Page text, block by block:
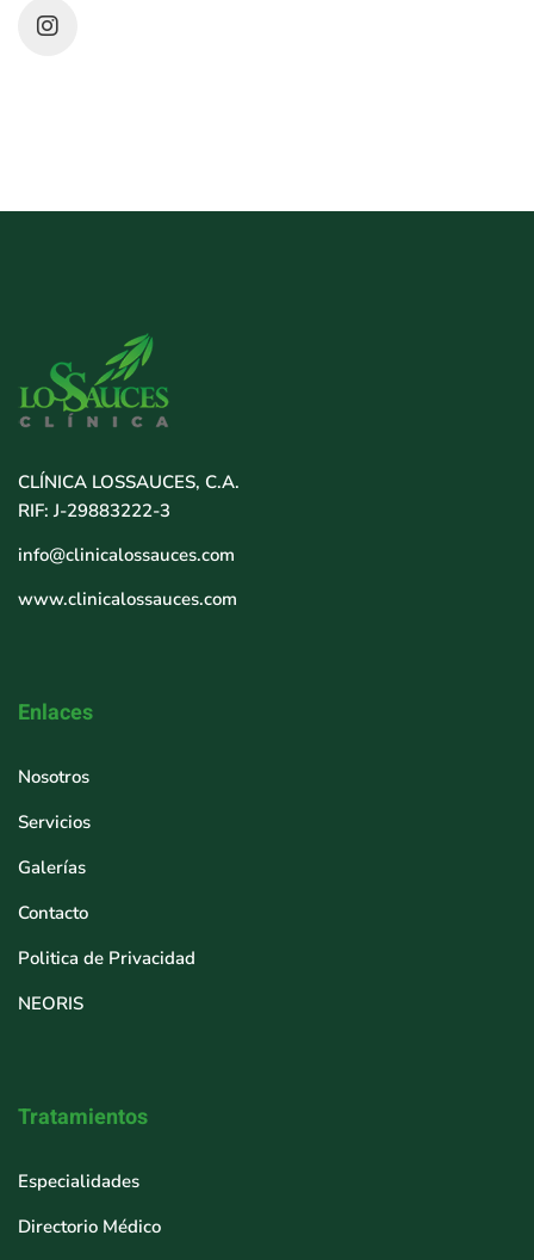
CLÍNICA LOSSAUCES, C.A.
RIF: J-29883222-3
info@clinicalossauces.com
www.clinicalossauces.com
Enlaces
Nosotros
Servicios
Galerías
Contacto
Politica de Privacidad
NEORIS
Tratamientos
Especialidades
Directorio Médico